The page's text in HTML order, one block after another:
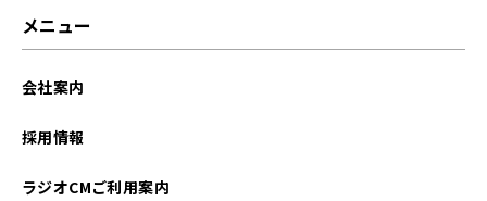
メニュー
会社案内
採用情報
ラジオCMご利用案内